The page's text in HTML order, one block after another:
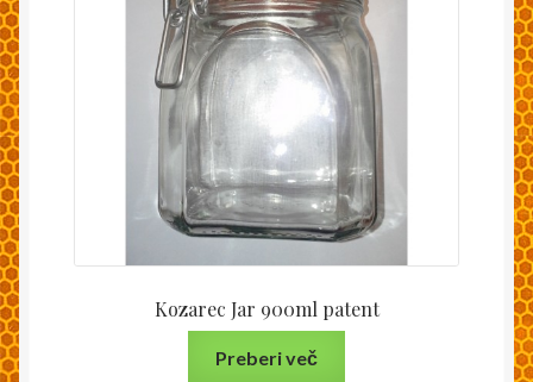
Kozarec Jar 900ml patent
Preberi več